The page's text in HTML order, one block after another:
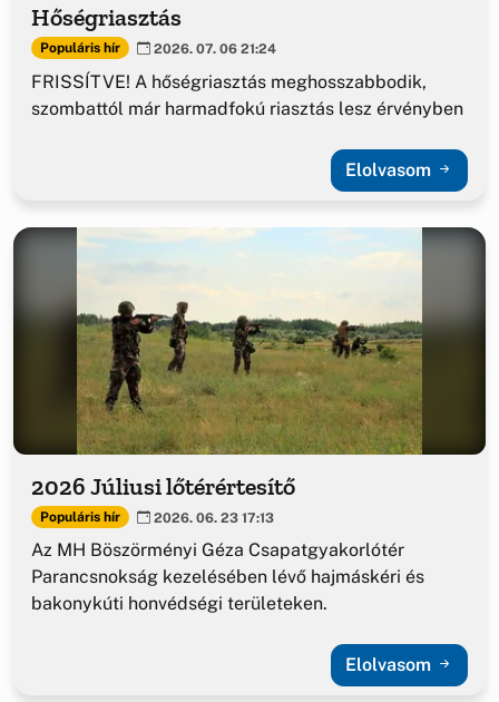
Hőségriasztás
Populáris hír 2026. 07. 06 21:24
FRISSÍTVE! A hőségriasztás meghosszabbodik,
szombattól már harmadfokú riasztás lesz érvényben
Elolvasom
2026 Júliusi lőtérértesítő
Populáris hír 2026. 06. 23 17:13
Az MH Böszörményi Géza Csapatgyakorlótér
Parancsnokság kezelésében lévő hajmáskéri és
bakonykúti honvédségi területeken.
Elolvasom